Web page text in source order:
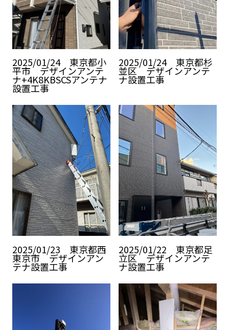
2025/01/24 東京都小
平市 デザインアンテ
ナ+4K8KBSCSアンテナ
設置工事
2025/01/24 東京都杉
並区 デザインアンテ
ナ設置工事
2025/01/23 東京都西
東京市 デザインアン
テナ設置工事
2025/01/22 東京都足
立区 デザインアンテ
ナ設置工事